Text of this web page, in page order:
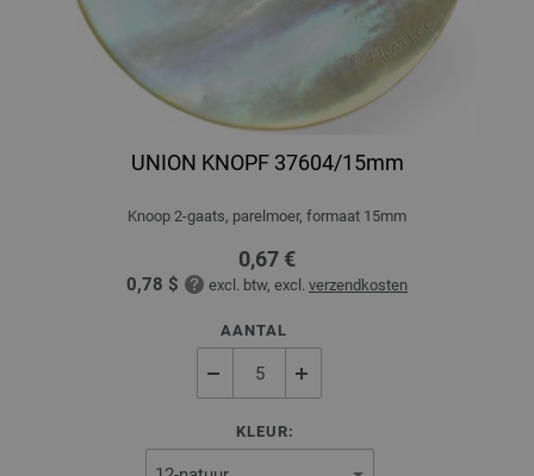
UNION KNOPF 37604/15mm
Knoop 2-gaats, parelmoer, formaat 15mm
0,67 €
0,78 $ excl. btw, excl. verzendkosten
AANTAL
KLEUR: